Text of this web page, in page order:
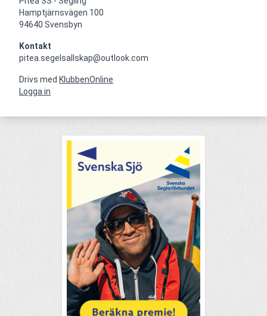
Hamptjärnsvägen 100
94640 Svensbyn
Kontakt
pitea.segelsallskap@outlook.com
Drivs med KlubbenOnline
Logga in